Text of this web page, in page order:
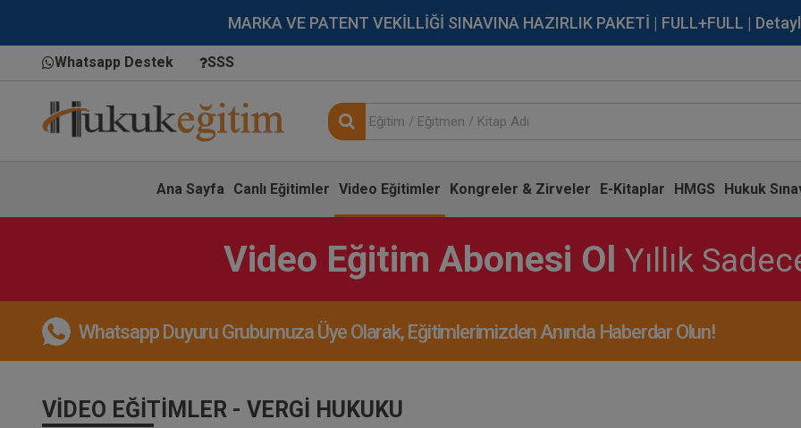
MARKA VE PATENT VEKİLLİĞİ SINAVINA HAZIRLIK PAKETİ | FULL+FULL |
Whatsapp Destek SSS
Ana Sayfa Canlı Eğitimler Video Eğitimler Kongreler & Zirveler E-Kitaplar HMGS Hukuk
Video Eğitim Abonesi Ol Yıllık
Whatsapp Duyuru Grubumuza Üye Olarak, Eğitimlerimizden Anında Haberdar Olun!
VIDEO EĞITIMLER - VERGI HUKUKU